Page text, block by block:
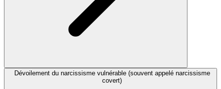
Dévoilement du narcissisme vulnérable (souvent appelé narcissisme
covert)